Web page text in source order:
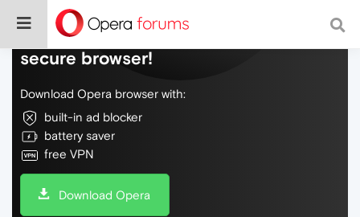
Do more on the web, with a fast and
secure browser!
Download Opera browser with:
built-in ad blocker
battery saver
free VPN
Download Opera